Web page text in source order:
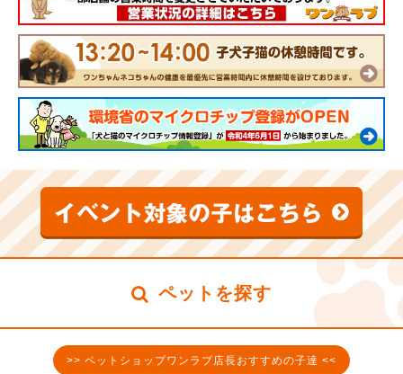
ペットを探す
>> ペットショップワンラブ店長おすすめの子達 <<